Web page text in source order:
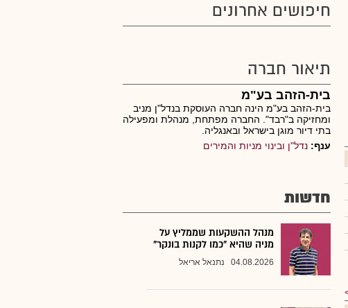
חיפושים אחרונים
תיאור חברה
בית-הזהב בע"מ
בית-הזהב בע"מ הינה חברה העוסקת בנדל"ן מניב
ומחזיקה ב"רבד". החברה מפתחת, מנהלת ומפעילה
בתי דיור מוגן בישראל ובאנגליה.
ענף: נדל"ן ובינוי מניות והמירים
חדשות
מנהל ההשקעות שממליץ על
מניה שהיא "כמו לקנות בונקר"
04.08.2026 נתנאל אריאל